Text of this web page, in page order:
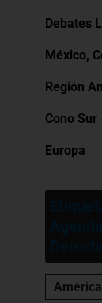
Debates
México,
Región
Cono Sur
Europa